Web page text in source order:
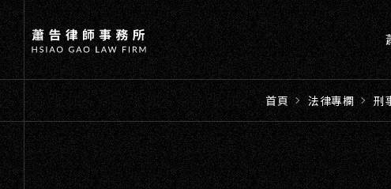
首頁 法律專欄 刑